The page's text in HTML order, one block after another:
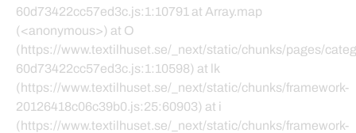
60d73422cc57ed3c.js:1:10791 at Array.map
(<anonymous>) at O
(https://www.textilhuset.se/_next/static/chunks/pages/
60d73422cc57ed3c.js:1:10598) at lk
(https://www.textilhuset.se/_next/static/chunks/framework-
20126418c06c39b0.js:25:60903) at i
(https://www.textilhuset.se/_next/static/chunks/framework-